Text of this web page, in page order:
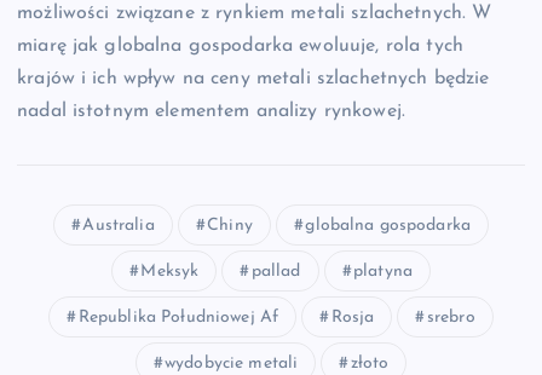
możliwości związane z rynkiem metali szlachetnych. W
miarę jak globalna gospodarka ewoluuje, rola tych
krajów i ich wpływ na ceny metali szlachetnych będzie
nadal istotnym elementem analizy rynkowej.
Australia Chiny globalna gospodarka
Meksyk pallad platyna
Republika Południowej Af Rosja srebro
wydobycie metali złoto